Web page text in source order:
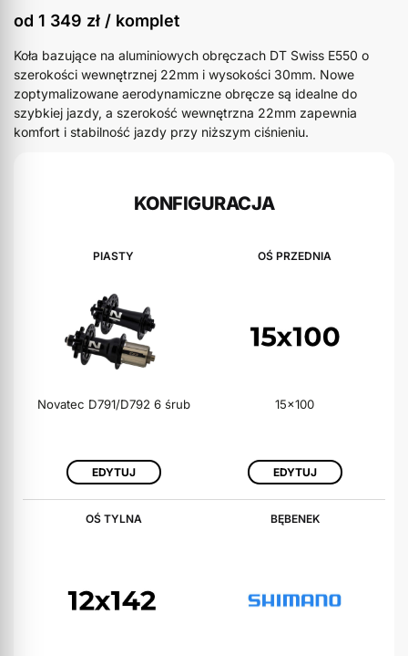
od 1 349 zł / komplet
Koła bazujące na aluminiowych obręczach DT Swiss E550 o
szerokości wewnętrznej 22mm i wysokości 30mm. Nowe
zoptymalizowane aerodynamiczne obręcze są idealne do
szybkiej jazdy, a szerokość wewnętrzna 22mm zapewnia
komfort i stabilność jazdy przy niższym ciśnieniu.
KONFIGURACJA
PIASTY
Novatec D791/D792 6 śrub
EDYTUJ
OŚ PRZEDNIA
15x100
EDYTUJ
OŚ TYLNA BĘBENEK